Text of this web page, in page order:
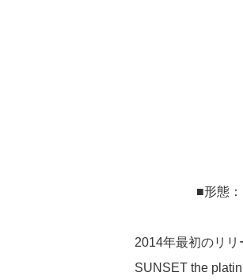
■形態
2014年最初のリ
SUNSET the